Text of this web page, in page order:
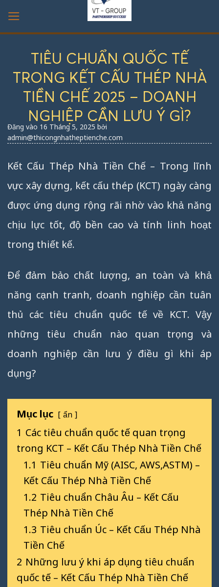
qua
nội
TIÊU CHUẨN QUỐC TẾ
TRONG KẾT CẤU THÉP NHÀ
TIỀN CHẾ 2025 – DOANH
NGHIỆP CẦN LƯU Ý GÌ?
Đăng vào 16 Tháng 5, 2025 bởi
admin@thicongnhatheptienche.com
Kết Cấu Thép Nhà Tiền Chế – Trong lĩnh
vực xây dựng, kết cấu thép (KCT) ngày càng
được ứng dụng rộng rãi nhờ vào khả năng
chịu lực tốt, độ bền cao và tính linh hoạt
trong thiết kế.
Để đảm bảo chất lượng, an toàn và khả
năng cạnh tranh, doanh nghiệp cần tuân
thủ các tiêu chuẩn quốc tế về KCT. Vậy
những tiêu chuẩn nào quan trọng và
doanh nghiệp cần lưu ý điều gì khi áp
dụng?
Mục lục ẩn
1 Các tiêu chuẩn quốc tế quan trọng
trong KCT – Kết Cấu Thép Nhà Tiền Chế
1.1 Tiêu chuẩn Mỹ (AISC, AWS,ASTM) –
Kết Cấu Thép Nhà Tiền Chế
1.2 Tiêu chuẩn Châu Âu – Kết Cấu
Thép Nhà Tiền Chế
1.3 Tiêu chuẩn Úc – Kết Cấu Thép Nhà
Tiền Chế
2 Những lưu ý khi áp dụng tiêu chuẩn
quốc tế – Kết Cấu Thép Nhà Tiền Chế